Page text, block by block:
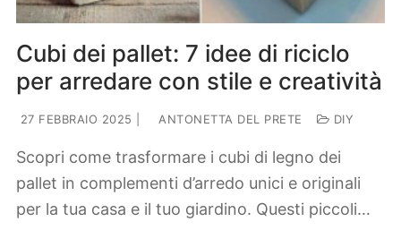
Cubi dei pallet: 7 idee di riciclo
per arredare con stile e creatività
27 FEBBRAIO 2025 ANTONETTA DEL PRETE DIY
Scopri come trasformare i cubi di legno dei
pallet in complementi d’arredo unici e originali
per la tua casa e il tuo giardino. Questi piccoli…